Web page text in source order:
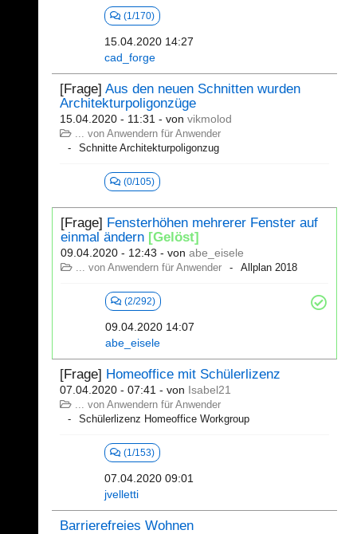
(1/170)
15.04.2020 14:27
cad_forge
[Frage] Aus den neuen Schnitten wurden
Architekturpoligonzüge
15.04.2020 - 11:31 - von vikmolod
... von Anwendern für Anwender
Schnitte Architekturpoligonzug
(0/105)
[Frage] Fensterhöhen mehrerer Fenster auf
einmal ändern [Gelöst]
09.04.2020 - 12:43 - von abe_eisele
... von Anwendern für Anwender Allplan 2018
(2/292)
09.04.2020 14:07
abe_eisele
[Frage] Homeoffice mit Schülerlizenz
07.04.2020 - 07:41 - von Isabel21
... von Anwendern für Anwender
Schülerlizenz Homeoffice Workgroup
(1/153)
07.04.2020 09:01
jvelletti
Barrierefreies Wohnen